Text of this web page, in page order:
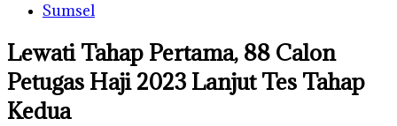
Sumsel
Lewati Tahap Pertama, 88 Calon
Petugas Haji 2023 Lanjut Tes Tahap
Kedua